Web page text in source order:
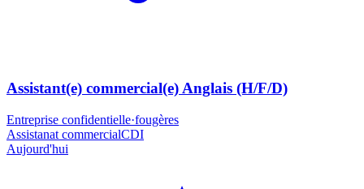
Assistant(e) commercial(e) Anglais (H/F/D)
Entreprise confidentielle·fougères
Assistanat commercialCDI
Aujourd'hui